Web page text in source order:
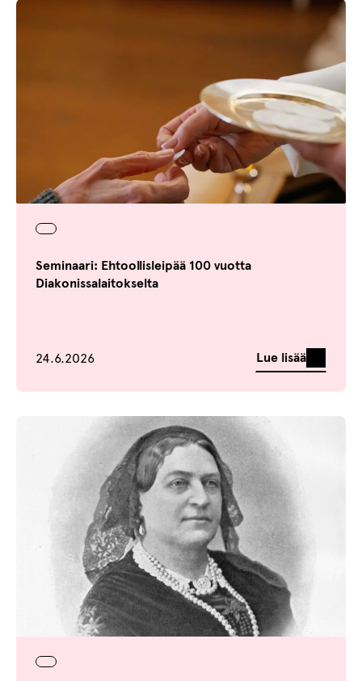
Seminaari: Ehtoollisleipää 100 vuotta
Diakonissalaitokselta
Julkaistu
24.6.2026 Lue lisää